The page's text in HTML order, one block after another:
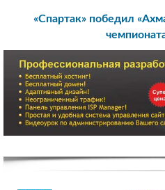
«Спартак» победил